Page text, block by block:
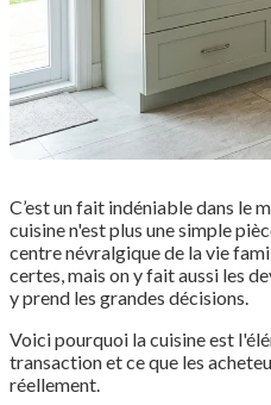
C’est un fait indéniable dans le
cuisine n'est plus une simple
centre névralgique de la vie
certes, mais on y fait aussi les
y prend les grandes décisions.
Voici pourquoi la cuisine est
transaction et ce que les
réellement.